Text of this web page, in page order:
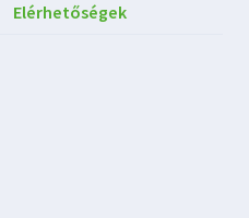
Elérhetőségek